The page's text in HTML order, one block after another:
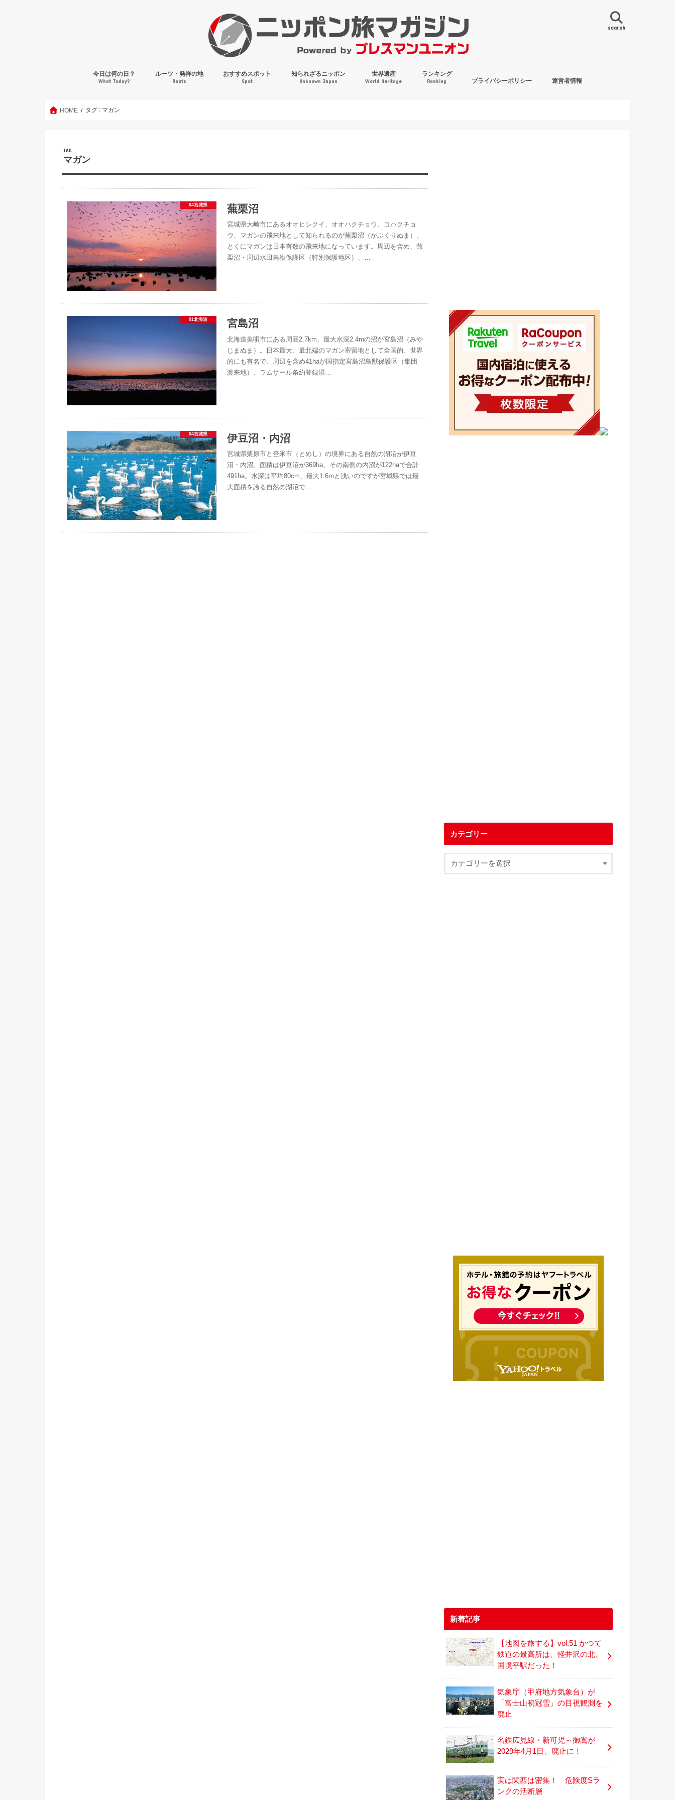
search
今日は何の日？
What Today?
ルーツ・発祥の地
Roots
おすすめスポット
Spot
知られざるニッポン
Unknown Japan
世界遺産
World Heritage
ランキング
Ranking プライバシーポリシー 運営者情報
HOME タグ : マガン
TAG
マガン
04宮城県 蕪栗沼
宮城県大崎市にあるオオヒシクイ、オオハクチョウ、コハクチョ
ウ、マガンの飛来地として知られるのが蕪栗沼（かぶくりぬま）。
とくにマガンは日本有数の飛来地になっています。周辺を含め、蕪
栗沼・周辺水田鳥獣保護区（特別保護地区）、…
01北海道 宮島沼
北海道美唄市にある周囲2.7km、最大水深2.4mの沼が宮島沼（みや
じまぬま）。日本最大、最北端のマガン寄留地として全国的、世界
的にも有名で、周辺を含め41haが国指定宮島沼鳥獣保護区（集団
渡来地）、ラムサール条約登録湿…
04宮城県 伊豆沼・内沼
宮城県栗原市と登米市（とめし）の境界にある自然の湖沼が伊豆
沼・内沼。面積は伊豆沼が369ha、その南側の内沼が122haで合計
491ha。水深は平均80cm、最大1.6mと浅いのですが宮城県では最
大面積を誇る自然の湖沼で…
カテゴリー
新着記事
【地図を旅する】vol.51 かつて
鉄道の最高所は、軽井沢の北、
国境平駅だった！
気象庁（甲府地方気象台）が
「富士山初冠雪」の目視観測を
廃止
名鉄広見線・新可児～御嵩が
2029年4月1日、廃止に！
実は関西は密集！ 危険度Sラ
ンクの活断層